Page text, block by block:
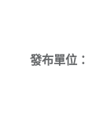
發布單位：